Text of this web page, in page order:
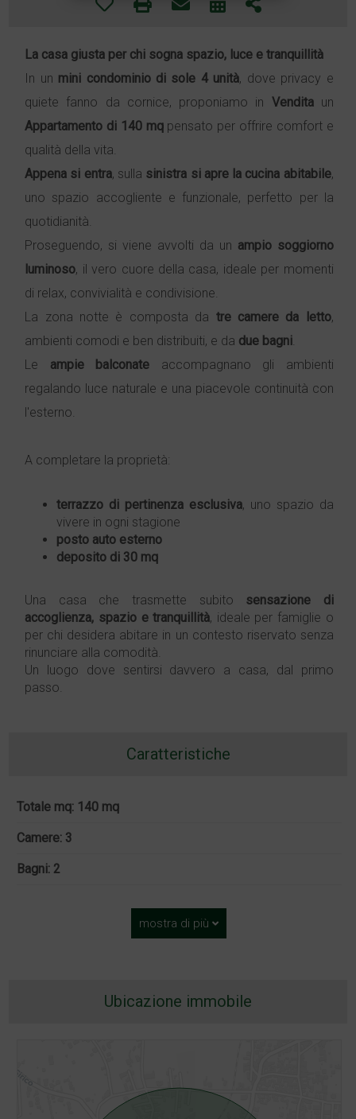
La casa giusta per chi sogna spazio, luce e tranquillità
In un mini condominio di sole 4 unità, dove privacy e
quiete fanno da cornice, proponiamo in Venditaun
Appartamento di 140 mqpensato per offrire comfort e
qualità della vita.
Appena si entra, sulla sinistra si apre la cucina abitabile,
uno spazio accogliente e funzionale, perfetto per la
quotidianità.
Proseguendo, si viene avvolti da un ampio soggiorno
luminoso, il vero cuore della casa, ideale per momenti
di relax, convivialità e condivisione.
La zona notte è composta da tre camere da letto,
ambienti comodi e ben distribuiti, e da due bagni.
Le ampie balconate accompagnano gli ambienti
regalando luce naturale e una piacevole continuità con
l'esterno.
A completare la proprietà:
terrazzo di pertinenza esclusiva, uno spazio da
vivere in ogni stagione
posto auto esterno
deposito di 30 mq
Una casa che trasmette subito sensazione di
accoglienza, spazio e tranquillità, ideale per famiglie o
per chi desidera abitare in un contesto riservato senza
rinunciare alla comodità.
Un luogo dove sentirsi davvero a casa, dal primo
passo.
Caratteristiche
Totale mq: 140 mq
Camere: 3
Bagni: 2
mostra di più
Ubicazione immobile